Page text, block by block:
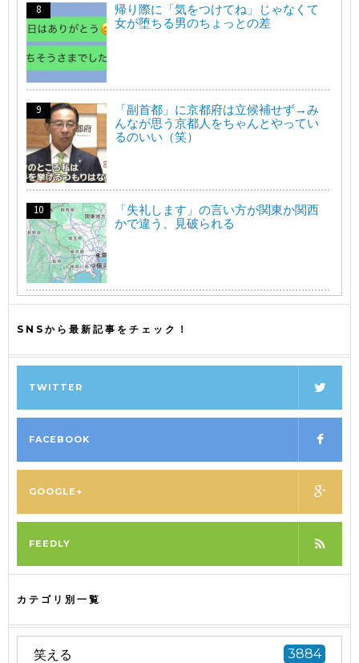
帰り際に「気をつけてね」じゃなくて
女が堕ちる男のちょっとの差
「副首都」に京都府は立候補せず→み
んなが思う京都人をちゃんとやってい
るのいい（笑）
「失礼します」の言い方が関東か関西
かで違う、見破られる
SNSから最新記事をチェック！
TWITTER
FACEBOOK
GOOGLE+
FEEDLY
カテゴリ別一覧
笑える 3884